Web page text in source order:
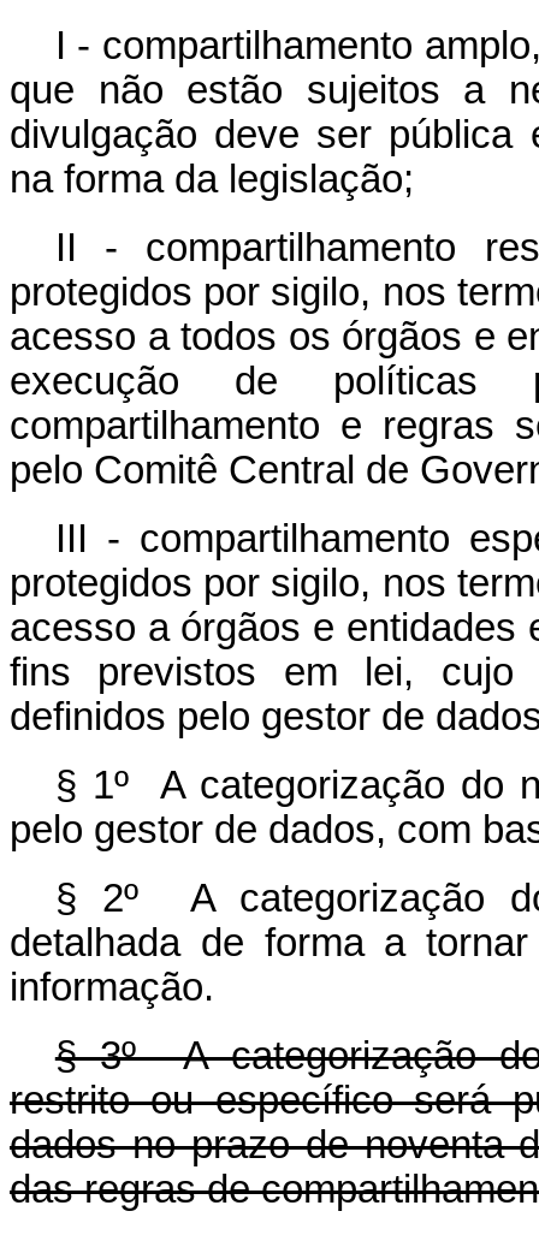
I - compartilhamento
que não estão sujeitos a
divulgação deve ser pública
na forma da legislação;
II - compartilhamento
protegidos por sigilo, nos
acesso a todos os órgãos e
execução de políticas
compartilhamento e regras
pelo Comitê Central de
III - compartilhamento
protegidos por sigilo, nos
acesso a órgãos e entidades
fins previstos em lei, cujo
definidos pelo gestor de
§ 1º A categorização do
pelo gestor de dados, com
§ 2º A categorização
detalhada de forma a
informação.
§ 3º A categorização
restrito ou específico será
dados no prazo de noventa
das regras de